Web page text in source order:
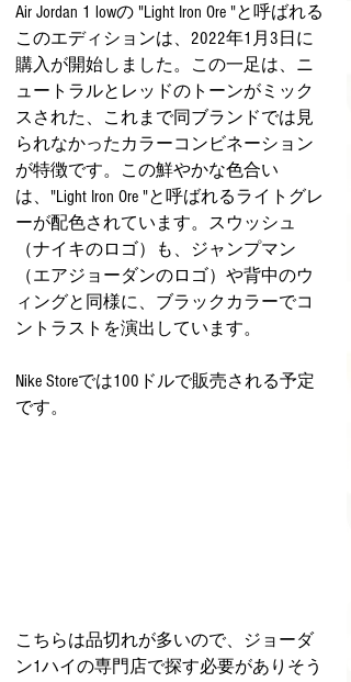
Air Jordan 1 lowの "Light Iron Ore "と呼ばれる
このエディションは、2022年1月3日に
購入が開始しました。この一足は、ニ
ュートラルとレッドのトーンがミック
スされた、これまで同ブランドでは見
られなかったカラーコンビネーション
が特徴です。この鮮やかな色合い
は、"Light Iron Ore "と呼ばれるライトグレ
ーが配色されています。スウッシュ
（ナイキのロゴ）も、ジャンプマン
（エアジョーダンのロゴ）や背中のウ
ィングと同様に、ブラックカラーでコ
ントラストを演出しています。
Nike Storeでは100ドルで販売される予定
です。
こちらは品切れが多いので、ジョーダ
ン1ハイの専門店で探す必要がありそう